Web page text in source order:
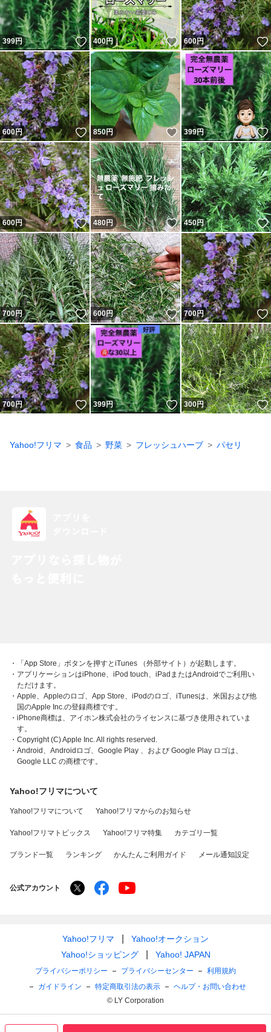
399円 いいね！
400円 いいね！
600円
600円 いいね！
850円 いいね！
399円
600円 いいね！
480円 いいね！
450円
700円 いいね！
600円 いいね！
700円
700円 いいね！
399円 いいね！
300円
Yahoo!フリマ 食品 野菜 フレッシュハーブ パセリ
・「App Store」ボタンを押すとiTunes （外部サイト）が起動します。
・アプリケーションはiPhone、iPod touch、iPadまたはAndroidでご利用い
ただけます。
・Apple、Appleのロゴ、App Store、iPodのロゴ、iTunesは、米国および他
国のApple Inc.の登録商標です。
・iPhone商標は、アイホン株式会社のライセンスに基づき使用されていま
す。
・Copyright (C) Apple Inc. All rights reserved.
・Android、Androidロゴ、Google Play 、および Google Play ロゴは、
Google LLC の商標です。
Yahoo!フリマについて
Yahoo!フリマについて Yahoo!フリマからのお知らせ
Yahoo!フリマトピックス Yahoo!フリマ特集 カテゴリ一覧
ブランド一覧 ランキング かんたんご利用ガイド メール通知設定
公式アカウント
Yahoo!フリマ
Yahoo!オークション
Yahoo!ショッピング
Yahoo! JAPAN
プライバシーポリシー プライバシーセンター
利用規約
ガイドライン
特定商取引法の表示
ヘルプ・お問い合わせ
© LY Corporation